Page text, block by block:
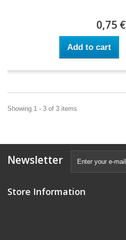
0,75 €
Add to cart
Showing 1 - 3 of 3 items
Newsletter
Store Information